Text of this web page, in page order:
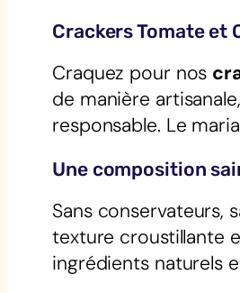
Crackers Tomate et
Craquez pour nos
de manière
responsable. Le
Une composition
Sans conservateurs,
texture croustillante
ingrédients naturels